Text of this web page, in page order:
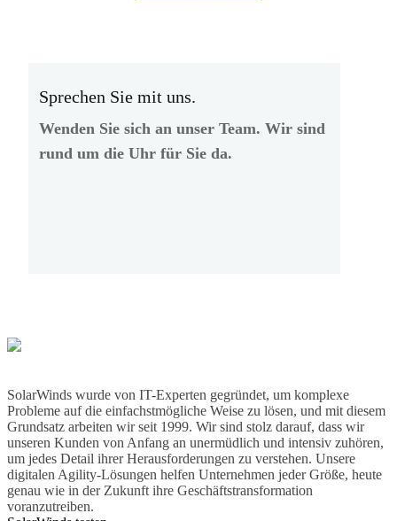
Sprechen Sie mit uns.
Wenden Sie sich an unser Team. Wir sind
rund um die Uhr für Sie da.
SolarWinds wurde von IT-Experten gegründet, um komplexe
Probleme auf die einfachstmögliche Weise zu lösen, und mit diesem
Grundsatz arbeiten wir seit 1999. Wir sind stolz darauf, dass wir
unseren Kunden von Anfang an unermüdlich und intensiv zuhören,
um jedes Detail ihrer Herausforderungen zu verstehen. Unsere
digitalen Agility-Lösungen helfen Unternehmen jeder Größe, heute
genau wie in der Zukunft ihre Geschäftstransformation
voranzutreiben.